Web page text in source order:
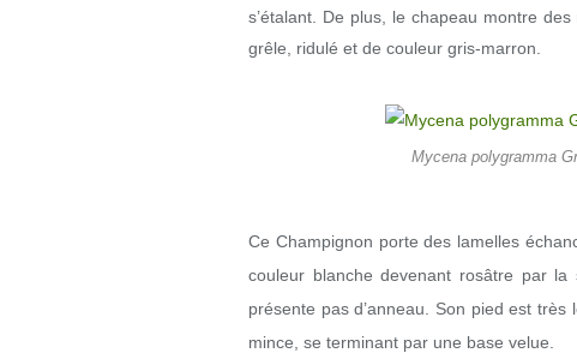
s’étalant. De plus, le chapeau montre
grêle, ridulé et de couleur gris-marron.
Mycena polygramma
Ce Champignon porte des lamelles
couleur blanche devenant rosâtre par
présente pas d’anneau. Son pied est
mince, se terminant par une base velue.